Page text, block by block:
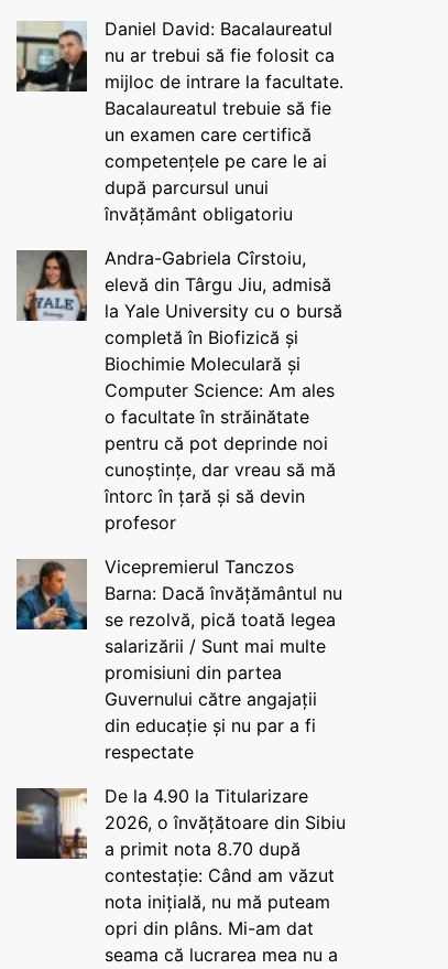
Daniel David: Bacalaureatul
nu ar trebui să fie folosit ca
mijloc de intrare la facultate.
Bacalaureatul trebuie să fie
un examen care certifică
competențele pe care le ai
după parcursul unui
învățământ obligatoriu
Andra-Gabriela Cîrstoiu,
elevă din Târgu Jiu, admisă
la Yale University cu o bursă
completă în Biofizică și
Biochimie Moleculară și
Computer Science: Am ales
o facultate în străinătate
pentru că pot deprinde noi
cunoștințe, dar vreau să mă
întorc în țară și să devin
profesor
Vicepremierul Tanczos
Barna: Dacă învățământul nu
se rezolvă, pică toată legea
salarizării / Sunt mai multe
promisiuni din partea
Guvernului către angajații
din educație și nu par a fi
respectate
De la 4.90 la Titularizare
2026, o învățătoare din Sibiu
a primit nota 8.70 după
contestație: Când am văzut
nota inițială, nu mă puteam
opri din plâns. Mi-am dat
seama că lucrarea mea nu a